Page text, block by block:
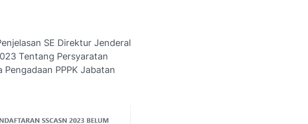
SE Direktur Jenderal
Tentang Persyaratan
Pengadaan PPPK Jabatan